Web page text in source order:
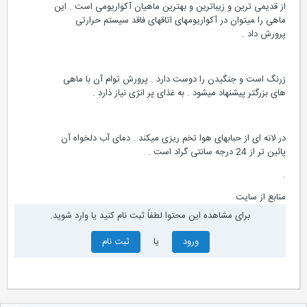
از قدیمی ترین و زیباترین و بهترین ماهیان آکواریومی است . این
ماهی را میتوان در آکواریومهای اتاقهای فاقد سیستم حرارتی
پرورش داد .
زرنگ است و جنگیدن را دوست دارد . پرورش توام آن با ماهی
های بزرگتر پیشنهاد میشود . به غذای پر انژی نیاز ذارد .
در لانه ای از حبابهای هوا تخم ریزی میکند . دمای آب دلخواه آن
پائین تر از 24 درجه سانتی گراد است .
منابع از سایت
برای مشاهده این محتوا لطفاً ثبت نام کنید یا وارد شوید.
ورود
ثبت نام